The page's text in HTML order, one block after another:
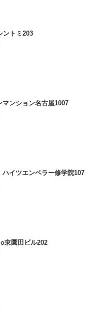
ントミ203
ンション名古屋1007
イツエンペラー修学院107
東園田ビル202